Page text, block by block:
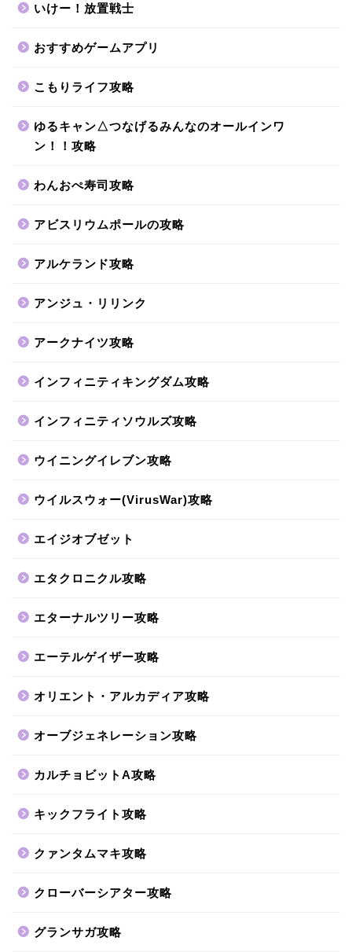
いけー！放置戦士
おすすめゲームアプリ
こもりライフ攻略
ゆるキャン△つなげるみんなのオールインワ
ン！！攻略
わんおぺ寿司攻略
アビスリウムポールの攻略
アルケランド攻略
アンジュ・リリンク
アークナイツ攻略
インフィニティキングダム攻略
インフィニティソウルズ攻略
ウイニングイレブン攻略
ウイルスウォー(VirusWar)攻略
エイジオブゼット
エタクロニクル攻略
エターナルツリー攻略
エーテルゲイザー攻略
オリエント・アルカディア攻略
オーブジェネレーション攻略
カルチョビットA攻略
キックフライト攻略
クァンタムマキ攻略
クローバーシアター攻略
グランサガ攻略